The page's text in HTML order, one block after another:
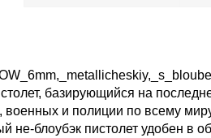
базирующийся на
и полиции по всему
не-блоубэк пистолет удобен в